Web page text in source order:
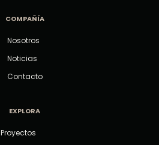
COMPAÑÍA
Nosotros
Noticias
Contacto
EXPLORA
Proyectos